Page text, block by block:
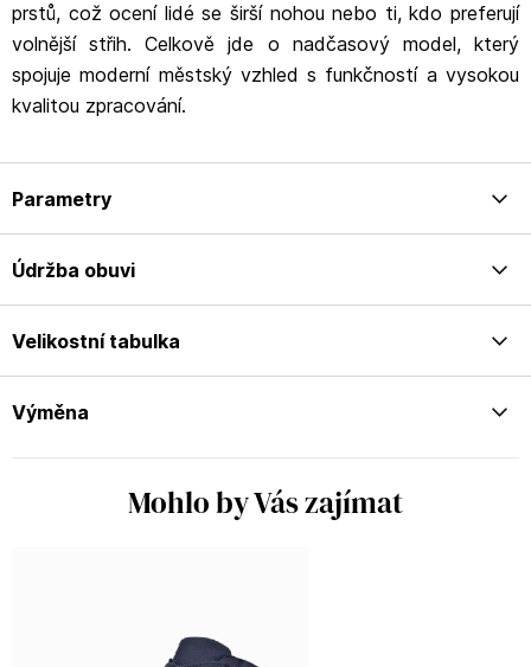
prstů, což ocení lidé se širší nohou nebo ti, kdo preferují
volnější střih. Celkově jde o nadčasový model, který
spojuje moderní městský vzhled s funkčností a vysokou
kvalitou zpracování.
Parametry
Údržba obuvi
Velikostní tabulka
Výměna
Mohlo by Vás zajímat